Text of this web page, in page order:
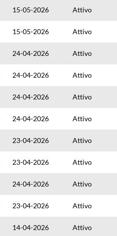
15-05-2026 Attivo
15-05-2026 Attivo
24-04-2026 Attivo
24-04-2026 Attivo
24-04-2026 Attivo
24-04-2026 Attivo
23-04-2026 Attivo
23-04-2026 Attivo
24-04-2026 Attivo
23-04-2026 Attivo
14-04-2026 Attivo